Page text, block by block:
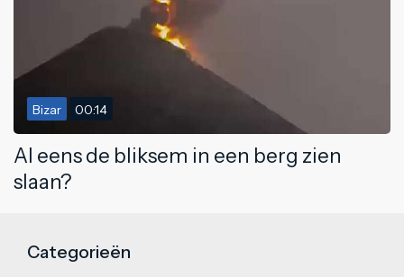
Bizar 00:14
Al eens de bliksem in een berg zien
slaan?
Categorieën